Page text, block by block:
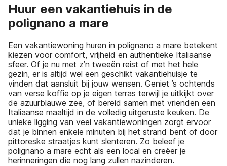
Huur een vakantiehuis in de
polignano a mare
Een vakantiewoning huren in polignano a mare betekent
kiezen voor comfort, vrijheid en authentieke Italiaanse
sfeer. Of je nu met z’n tweeën reist of met het hele
gezin, er is altijd wel een geschikt vakantiehuisje te
vinden dat aansluit bij jouw wensen. Geniet ’s ochtends
van verse koffie op je eigen terras terwijl je uitkijkt over
de azuurblauwe zee, of bereid samen met vrienden een
Italiaanse maaltijd in de volledig uitgeruste keuken. De
unieke ligging van veel vakantiewoningen zorgt ervoor
dat je binnen enkele minuten bij het strand bent of door
pittoreske straatjes kunt slenteren. Zo beleef je
polignano a mare echt als een local en creëer je
herinneringen die nog lang zullen nazinderen.